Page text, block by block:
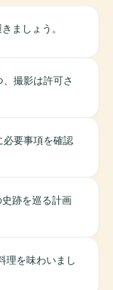
ましょう。
撮影は許可さ
必要事項を確認
跡を巡る計画
理を味わいまし